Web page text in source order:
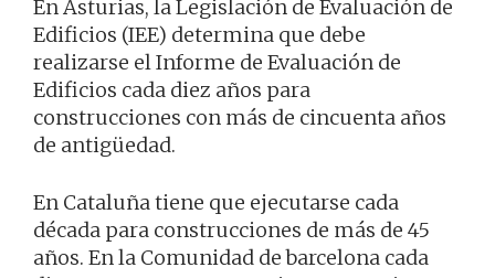
En Asturias, la Legislación de Evaluación de
Edificios (IEE) determina que debe
realizarse el Informe de Evaluación de
Edificios cada diez años para
construcciones con más de cincuenta años
de antigüedad.
En Cataluña tiene que ejecutarse cada
década para construcciones de más de 45
años. En la Comunidad de barcelona cada